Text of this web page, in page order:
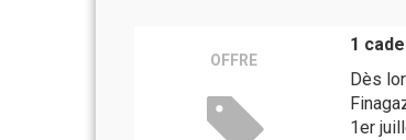
OFFRE
1
Dès
1er